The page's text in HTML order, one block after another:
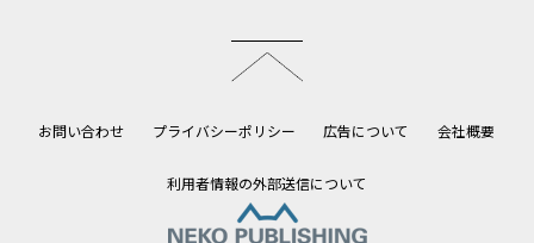
お問い合わせ プライバシーポリシー 広告について 会社概要
利用者情報の外部送信について